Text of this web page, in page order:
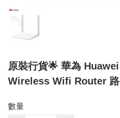
原裝行貨🌟 華為
Wireless Wifi Router 路
數量